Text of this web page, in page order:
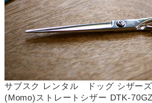
サブスク レンタル ドッグ シザー
(Momo)ストレートシザー DTK-